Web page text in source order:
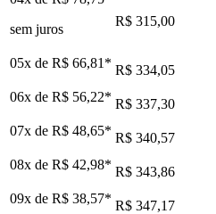
sem juros
R$ 315,00
05x de R$ 66,81 * R$ 334,05
06x de R$ 56,22* R$ 337,30
07x de R$ 48,65* R$ 340,57
08x de R$ 42,98* R$ 343,86
09x de R$ 38,57* R$ 347,17